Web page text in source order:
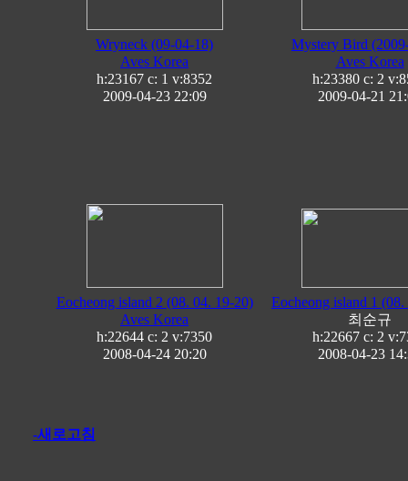
Wryneck (09-04-18)
Aves Korea
h:23167 c: 1 v:8352
2009-04-23 22:09
Mystery Bird
Aves Korea
h:23380 c: 2
2009-04-21
Eocheong island 2 (08. 04. 19-20)
Aves Korea
h:22644 c: 2 v:7350
2008-04-24 20:20
Eocheong island 1
최순규
h:22667 c: 2
2008-04-23
-새로고침